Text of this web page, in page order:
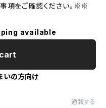
項をご確認ください。※※
available
いの方向け
通報する